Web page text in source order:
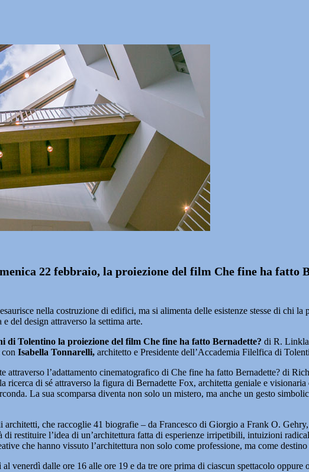
22 febbraio, la proiezione del film Che fine ha
nella costruzione di edifici, ma si alimenta delle esistenze stesse di chi la
del design attraverso la settima arte.
di Tolentino la proiezione del film Che fine ha fatto Bernadette? di R.
Isabella Tonnarelli, architetto e Presidente dell’Accademia Filelfica di
l’adattamento cinematografico di Che fine ha fatto Bernadette? di
di sé attraverso la figura di Bernadette Fox, architetta geniale e
La sua scomparsa diventa non solo un mistero, ma anche un gesto
che raccoglie 41 biografie – da Francesco di Giorgio a Frank O.
restituire l’idea di un’architettura fatta di esperienze irripetibili, intuizioni
che hanno vissuto l’architettura non solo come professione, ma come destino
venerdì dalle ore 16 alle ore 19 e da tre ore prima di ciascun spettacolo